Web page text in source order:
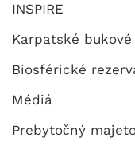
INSPIRE
Karpatské
Biosférické
Médiá
Prebytočný